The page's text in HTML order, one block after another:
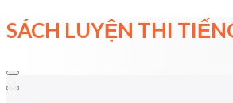
Skip
to
SÁCH LUYỆN THI